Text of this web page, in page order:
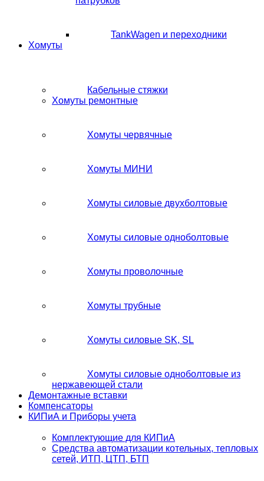
TankWagen и переходники
Хомуты
Кабельные стяжки
Хомуты ремонтные
Хомуты червячные
Хомуты МИНИ
Хомуты силовые двухболтовые
Хомуты силовые одноболтовые
Хомуты проволочные
Хомуты трубные
Хомуты силовые SK, SL
Хомуты силовые одноболтовые из
нержавеющей стали
Демонтажные вставки
Компенсаторы
КИПиА и Приборы учета
Комплектующие для КИПиА
Средства автоматизации котельных, тепловых
сетей, ИТП, ЦТП, БТП